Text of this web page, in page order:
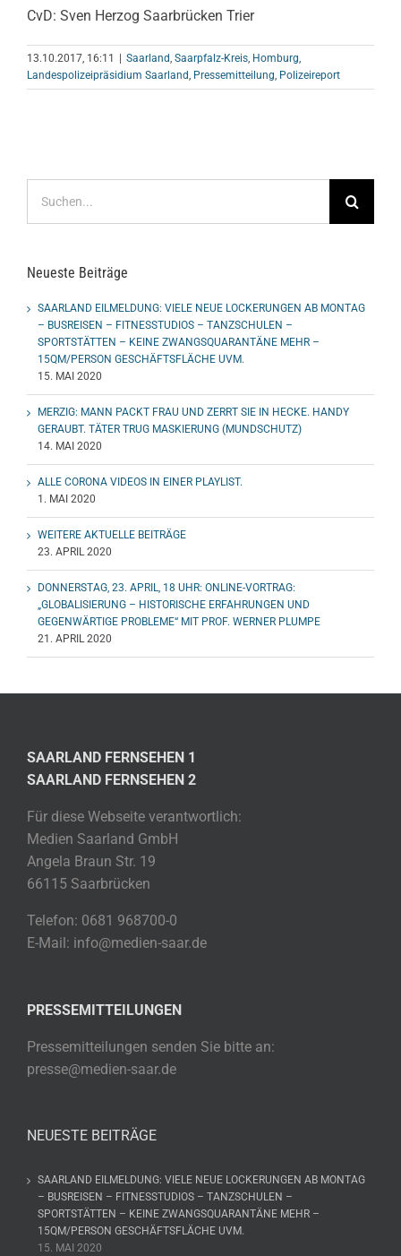
CvD: Sven Herzog Saarbrücken Trier
13.10.2017, 16:11 | Saarland Saarpfalz-Kreis Homburg
Landespolizeipräsidium Saarland Pressemitteilung Polizeireport
nach:
Neueste Beiträge
SAARLAND EILMELDUNG: VIELE NEUE LOCKERUNGEN AB MONTAG
– BUSREISEN – FITNESSTUDIOS – TANZSCHULEN –
SPORTSTÄTTEN – KEINE ZWANGSQUARANTÄNE MEHR –
15QM/PERSON GESCHÄFTSFLÄCHE UVM.
15. MAI 2020
MERZIG: MANN PACKT FRAU UND ZERRT SIE IN HECKE. HANDY
GERAUBT. TÄTER TRUG MASKIERUNG (MUNDSCHUTZ)
14. MAI 2020
ALLE CORONA VIDEOS IN EINER PLAYLIST.
1. MAI 2020
WEITERE AKTUELLE BEITRÄGE
23. APRIL 2020
DONNERSTAG, 23. APRIL, 18 UHR: ONLINE-VORTRAG:
„GLOBALISIERUNG – HISTORISCHE ERFAHRUNGEN UND
GEGENWÄRTIGE PROBLEME“ MIT PROF. WERNER PLUMPE
21. APRIL 2020
SAARLAND FERNSEHEN 1
SAARLAND FERNSEHEN 2
Für diese Webseite verantwortlich:
Medien Saarland GmbH
Angela Braun Str. 19
66115 Saarbrücken
Telefon: 0681 968700-0
E-Mail: info@medien-saar.de
PRESSEMITTEILUNGEN
Pressemitteilungen senden Sie bitte an:
presse@medien-saar.de
NEUESTE BEITRÄGE
SAARLAND EILMELDUNG: VIELE NEUE LOCKERUNGEN AB MONTAG
– BUSREISEN – FITNESSTUDIOS – TANZSCHULEN –
SPORTSTÄTTEN – KEINE ZWANGSQUARANTÄNE MEHR –
15QM/PERSON GESCHÄFTSFLÄCHE UVM.
15. MAI 2020